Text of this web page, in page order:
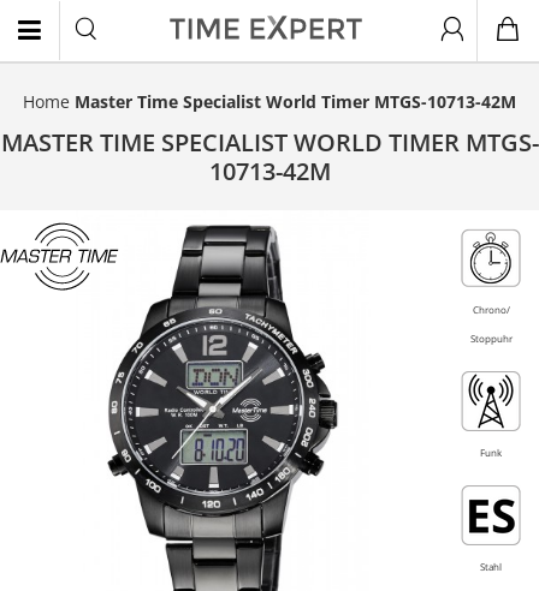
Home Master Time Specialist World Timer MTGS-10713-42M
MASTER TIME SPECIALIST WORLD TIMER MTGS-
10713-42M
Chrono/
Stoppuhr
Funk
Stahl